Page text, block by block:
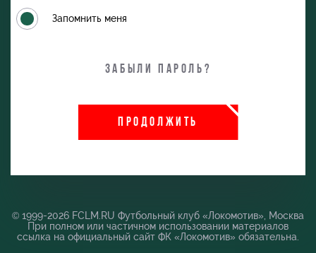
Запомнить меня
Забыли пароль?
ПРОДОЛЖИТЬ
© 1999-2026 FCLM.RU Футбольный клуб «Локомотив», Москва
При полном или частичном использовании материалов
ссылка на официальный сайт ФК «Локомотив» обязательна.